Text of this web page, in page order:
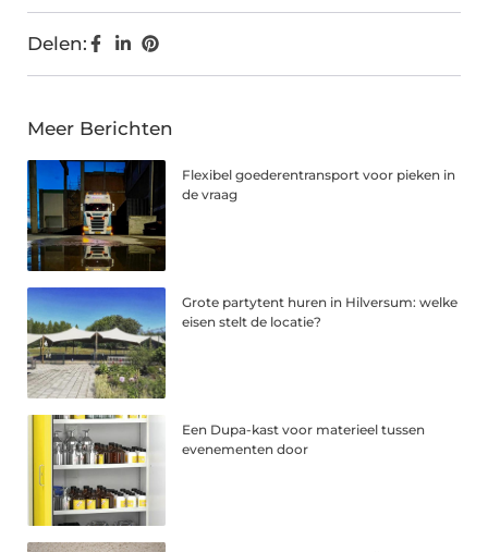
Delen:
Meer Berichten
Flexibel goederentransport voor pieken in
de vraag
Grote partytent huren in Hilversum: welke
eisen stelt de locatie?
Een Dupa-kast voor materieel tussen
evenementen door